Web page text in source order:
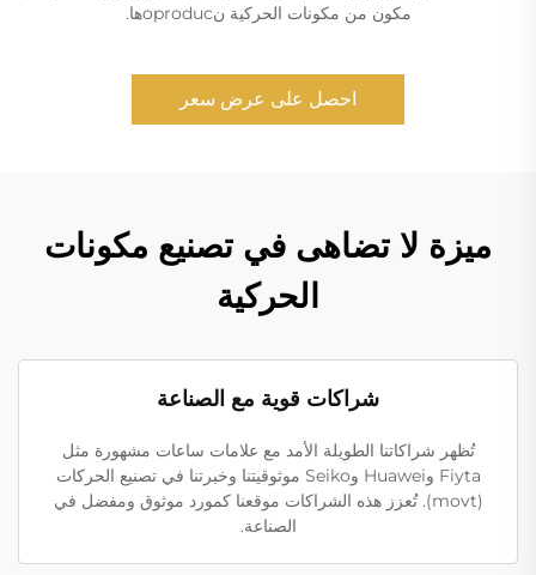
مكون من مكونات الحركية نoproducها.
احصل على عرض سعر
ميزة لا تضاهى في تصنيع مكونات
الحركية
شراكات قوية مع الصناعة
تُظهر شراكاتنا الطويلة الأمد مع علامات ساعات مشهورة مثل
Fiyta وHuawei وSeiko موثوقيتنا وخبرتنا في تصنيع الحركات
(movt). تُعزز هذه الشراكات موقعنا كمورد موثوق ومفضل في
الصناعة.